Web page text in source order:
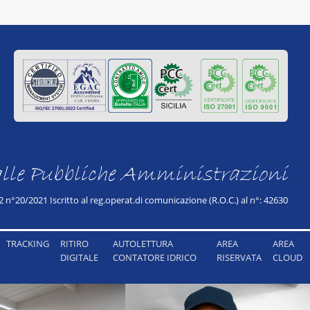
Pubbliche Amministrazioni
2021 Iscritto al reg.operat.di comunicazione (R.O.C.) al n°: 42630
TRACKING
RITIRO
DIGITALE
AUTOLETTURA
CONTATORE IDRICO
AREA
RISERVATA
AREA
CLOUD